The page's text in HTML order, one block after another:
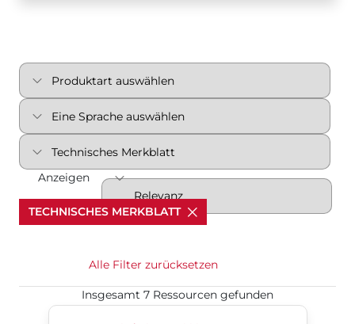
Anzeigen
TECHNISCHES MERKBLATT
Alle Filter zurücksetzen
Insgesamt 7 Ressourcen gefunden
Kugelhähne für Chloranwendungen​​​​​​​